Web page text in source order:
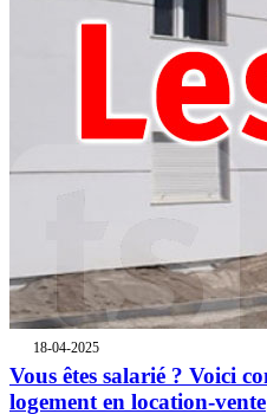
18-04-2025
Vous êtes salarié ? Voici
logement en location-vente